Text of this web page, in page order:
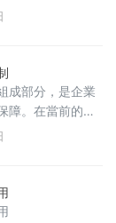
成部分，是企業
障。在當前的商
日益增加，合
此，建立健全